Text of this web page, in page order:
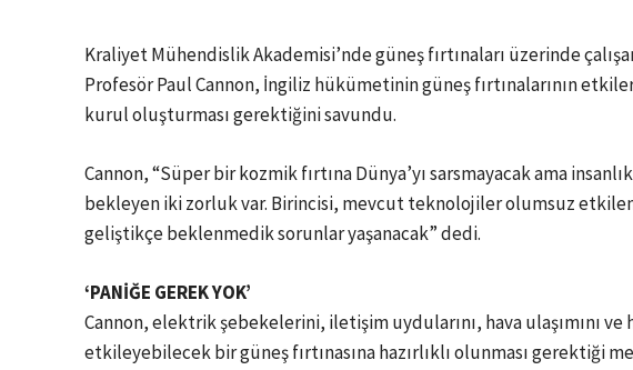
Kraliyet Mühendislik Akademisi’nde güneş fırtınaları üzerinde
Profesör Paul Cannon, İngiliz hükümetinin güneş fırtınalarının
kurul oluşturması gerektiğini savundu.
Cannon, “Süper bir kozmik fırtına Dünya’yı sarsmayacak ama
bekleyen iki zorluk var. Birincisi, mevcut teknolojiler olumsuz
geliştikçe beklenmedik sorunlar yaşanacak” dedi.
‘PANİĞE GEREK YOK’
Cannon, elektrik şebekelerini, iletişim uydularını, hava ulaşımını
etkileyebilecek bir güneş fırtınasına hazırlıklı olunması gerektiği